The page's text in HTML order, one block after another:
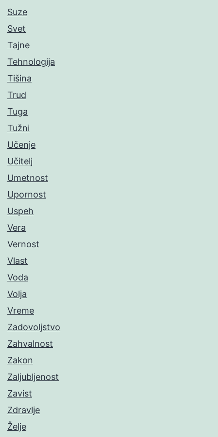
Suze
Svet
Tajne
Tehnologija
Tišina
Trud
Tuga
Tužni
Učenje
Učitelj
Umetnost
Upornost
Uspeh
Vera
Vernost
Vlast
Voda
Volja
Vreme
Zadovoljstvo
Zahvalnost
Zakon
Zaljubljenost
Zavist
Zdravlje
Želje